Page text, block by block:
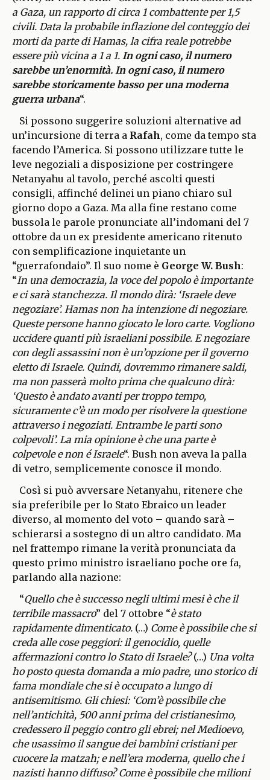
a Gaza, un rapporto di circa 1 combattente per 1,5
civili. Data la probabile inflazione del conteggio dei
morti da parte di Hamas, la cifra reale potrebbe
essere più vicina a 1 a 1. In ogni caso, il numero
sarebbe un’enormità. In ogni caso, il numero
sarebbe storicamente basso per una moderna
guerra urbana“.
Si possono suggerire soluzioni alternative ad
un’incursione di terra a Rafah, come da tempo sta
facendo l’America. Si possono utilizzare tutte le
leve negoziali a disposizione per costringere
Netanyahu al tavolo, perché ascolti questi
consigli, affinché delinei un piano chiaro sul
giorno dopo a Gaza. Ma alla fine restano come
bussola le parole pronunciate all’indomani del 7
ottobre da un ex presidente americano ritenuto
con semplificazione inquietante un
“guerrafondaio”. Il suo nome è George W. Bush:
“In una democrazia, la voce del popolo è importante
e ci sarà stanchezza. Il mondo dirà: ‘Israele deve
negoziare’. Hamas non ha intenzione di negoziare.
Queste persone hanno giocato le loro carte. Vogliono
uccidere quanti più israeliani possibile. E negoziare
con degli assassini non è un’opzione per il governo
eletto di Israele. Quindi, dovremmo rimanere saldi,
ma non passerà molto prima che qualcuno dirà:
‘Questo è andato avanti per troppo tempo,
sicuramente c’è un modo per risolvere la questione
attraverso i negoziati. Entrambe le parti sono
colpevoli’. La mia opinione è che una parte è
colpevole e non é Israele“. Bush non aveva la palla
di vetro, semplicemente conosce il mondo.
Così si può avversare Netanyahu, ritenere che
sia preferibile per lo Stato Ebraico un leader
diverso, al momento del voto – quando sarà –
schierarsi a sostegno di un altro candidato. Ma
nel frattempo rimane la verità pronunciata da
questo primo ministro israeliano poche ore fa,
parlando alla nazione:
“Quello che è successo negli ultimi mesi è che il
terribile massacro” del 7 ottobre “è stato
rapidamente dimenticato. (…) Come è possibile che si
creda alle cose peggiori: il genocidio, quelle
affermazioni contro lo Stato di Israele?(…) Una volta
ho posto questa domanda a mio padre, uno storico di
fama mondiale che si è occupato a lungo di
antisemitismo. Gli chiesi: ‘Com’è possibile che
nell’antichità, 500 anni prima del cristianesimo,
credessero il peggio contro gli ebrei; nel Medioevo,
che usassimo il sangue dei bambini cristiani per
cuocere la matzah; e nell’era moderna, quello che i
nazisti hanno diffuso? Come è possibile che milioni